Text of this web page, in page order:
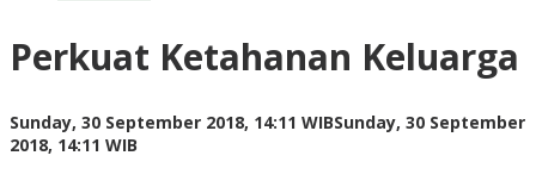
Perkuat Ketahanan Keluarga
Sunday, 30 September 2018, 14:11 WIBSunday, 30 September
2018, 14:11 WIB